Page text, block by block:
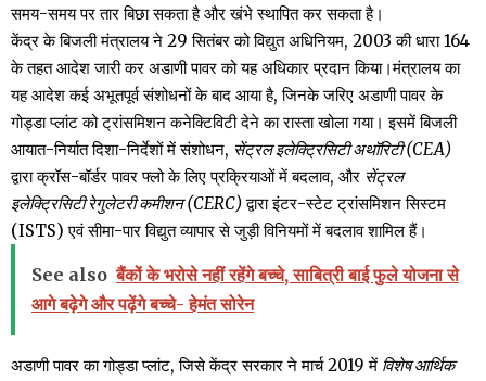
समय-समय पर तार बिछा सकता है और खंभे स्थापित कर सकता है।
केंद्र के बिजली मंत्रालय ने 29 सितंबर को विद्युत अधिनियम, 2003 की धारा 164
के तहत आदेश जारी कर अडाणी पावर को यह अधिकार प्रदान किया।मंत्रालय का
यह आदेश कई अभूतपूर्व संशोधनों के बाद आया है, जिनके जरिए अडाणी पावर के
गोड्डा प्लांट को ट्रांसमिशन कनेक्टिविटी देने का रास्ता खोला गया। इसमें बिजली
आयात-निर्यात दिशा-निर्देशों में संशोधन, सेंट्रल इलेक्ट्रिसिटी अथॉरिटी (CEA)
द्वारा क्रॉस-बॉर्डर पावर फ्लो के लिए प्रक्रियाओं में बदलाव, और सेंट्रल
इलेक्ट्रिसिटी रेगुलेटरी कमीशन (CERC)द्वारा इंटर-स्टेट ट्रांसमिशन सिस्टम
(ISTS) एवं सीमा-पार विद्युत व्यापार से जुड़ी विनियमों में बदलाव शामिल हैं।
See also बैंकों के भरोसे नहीं रहेंगे बच्चे, साबित्री बाई फुले योजना से
आगे बढ़ेगे और पढ़ेंगे बच्चे- हेमंत सोरेन
अडाणी पावर का गोड्डा प्लांट, जिसे केंद्र सरकार ने मार्च 2019 में विशेष आर्थिक